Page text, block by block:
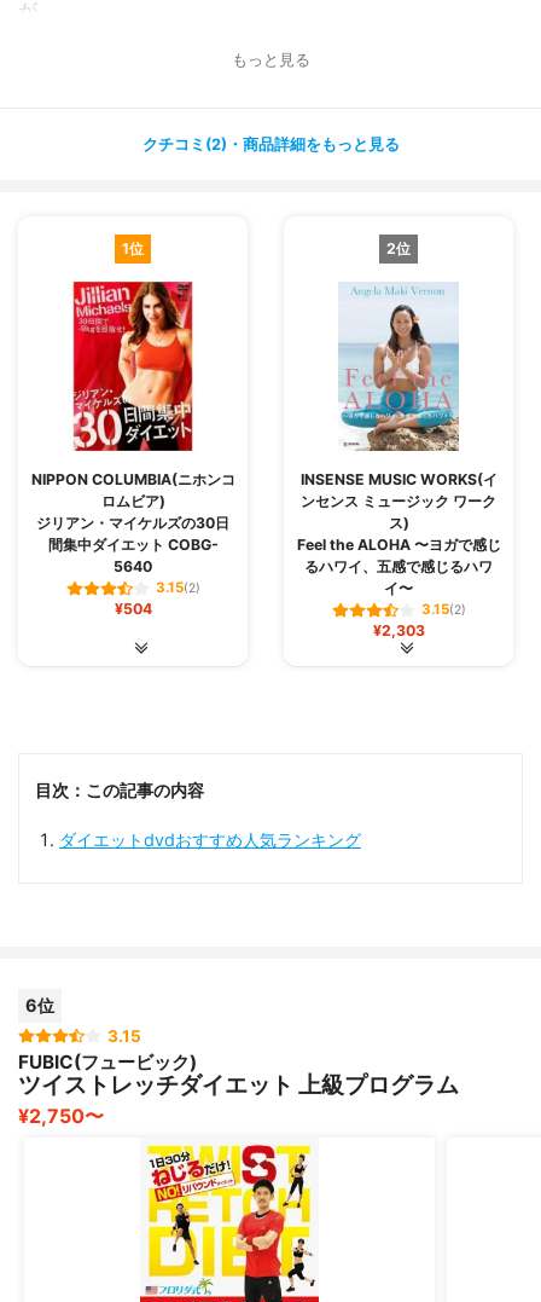
が
おすすめですし、パーツ別のトレーニングもしてくれるの
バラエティーバングムのような要素もあって、内容的にも
少し笑えて楽しめました?✨
悪い口コミもありましたが、楽しみながらダイエットした
い方には
オススメかなと思います！
もっと見る
クチコミ(2)・商品詳細をもっと見る
1位
NIPPON COLUMBIA(ニホンコ
ロムビア)
ジリアン・マイケルズの30日
間集中ダイエット COBG-
5640
3.15(2)
¥504
2位
INSENSE MUSIC WORKS(イ
ンセンス ミュージック ワーク
ス)
Feel the ALOHA 〜ヨガで感じ
るハワイ、五感で感じるハワ
イ〜
3.15(2)
¥2,303
目次：この記事の内容
ダイエットdvdおすすめ人気ランキング
6位
3.15
FUBIC(フュービック)
ツイストレッチダイエット 上級プログラム
¥2,750〜